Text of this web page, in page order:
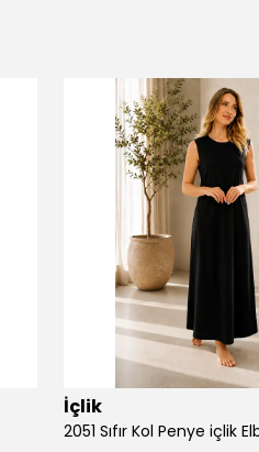
İçlik
2051 Sıfır Kol Penye içlik